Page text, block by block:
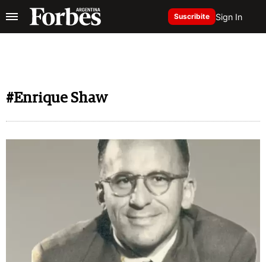
Suscribite Sign In
#Enrique Shaw